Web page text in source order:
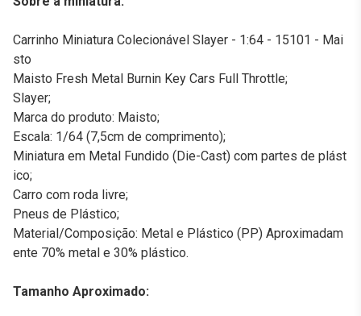
Carrinho Miniatura Colecionável Slayer - 1:64 - 15101 - Mai
sto
Maisto Fresh Metal Burnin Key Cars Full Throttle;
Slayer;
Marca do produto: Maisto;
Escala: 1/64 (7,5cm de comprimento);
Miniatura em Metal Fundido (Die-Cast) com partes de plást
ico;
Carro com roda livre;
Pneus de Plástico;
Material/Composição: Metal e Plástico (PP) Aproximadam
ente 70% metal e 30% plástico.
Tamanho Aproximado: